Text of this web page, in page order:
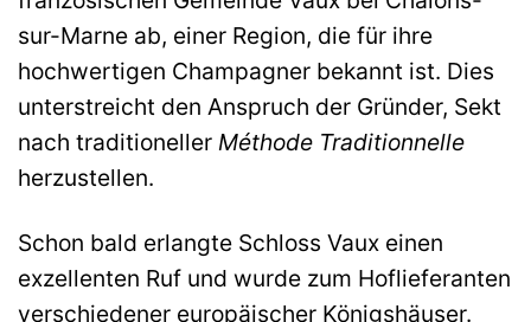
sur-Marne ab, einer Region, die für ihre
hochwertigen Champagner bekannt ist. Dies
unterstreicht den Anspruch der Gründer, Sekt
nach traditioneller Méthode Traditionnelle
herzustellen.
Schon bald erlangte Schloss Vaux einen
exzellenten Ruf und wurde zum Hoflieferanten
verschiedener europäischer Königshäuser.